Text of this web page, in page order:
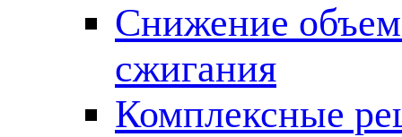
Снижение
сжигания
Комплексные